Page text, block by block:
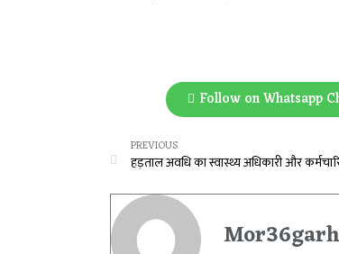
Follow on Whatsapp
PREVIOUS
Mor36garh